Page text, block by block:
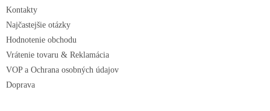
Kontakty
Najčastejšie otázky
Hodnotenie obchodu
Vrátenie tovaru & Reklamácia
VOP a Ochrana osobných údajov
Doprava